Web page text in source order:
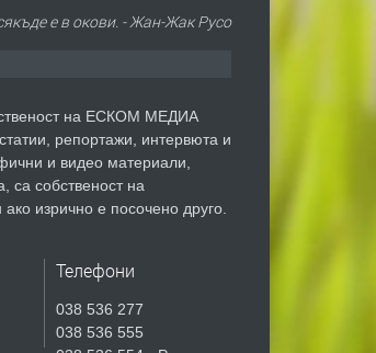
е в окови. - Жан-Жак Русо
на ЕСКОМ МЕДИА
репортажи, интервюта и
и видео материали,
са собственост на
изрично е посочено друго.
Телефони
038 536 277
038 536 555